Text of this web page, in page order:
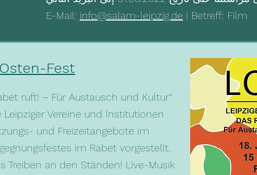
E-Mail: info@salam-leipzig.de | Betreff: Film
Fest
ruft! – Für Austausch und Kultur“
Vereine und Institutionen
und Freizeitangebote im
im Rabet vorgestellt.
Treiben an den Ständen! Live-Musik